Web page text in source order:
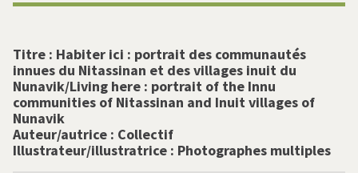
Titre : Habiter ici : portrait des communautés
innues du Nitassinan et des villages inuit du
Nunavik/Living here : portrait of the Innu
communities of Nitassinan and Inuit villages of
Nunavik
Auteur/autrice : Collectif
Illustrateur/illustratrice : Photographes multiples